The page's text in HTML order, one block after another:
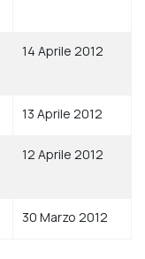
14 Aprile 2012
13 Aprile 2012
12 Aprile 2012
30 Marzo 2012